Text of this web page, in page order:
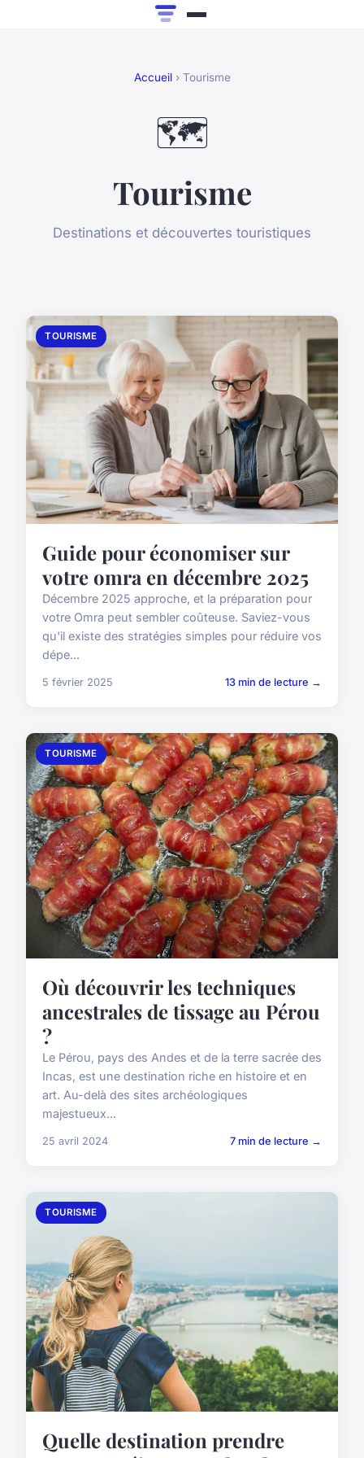
Accueil› Tourisme
🗺️
Tourisme
Destinations et découvertes touristiques
TOURISME
Guide pour économiser sur
votre omra en décembre 2025
Décembre 2025 approche, et la préparation pour
votre Omra peut sembler coûteuse. Saviez-vous
qu'il existe des stratégies simples pour réduire vos
dépe...
5 février 2025 13 min de lecture →
TOURISME
Où découvrir les techniques
ancestrales de tissage au Pérou
?
Le Pérou, pays des Andes et de la terre sacrée des
Incas, est une destination riche en histoire et en
art. Au-delà des sites archéologiques
majestueux...
25 avril 2024 7 min de lecture →
TOURISME
Quelle destination prendre